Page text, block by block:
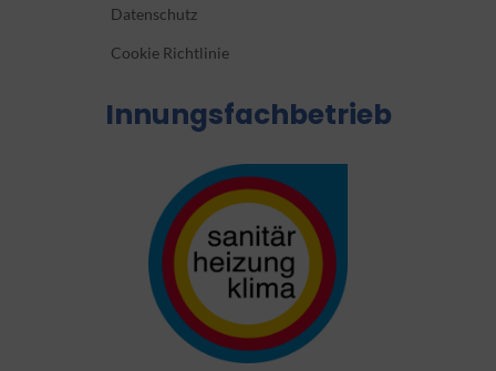
Datenschutz
Cookie Richtlinie
Innungsfachbetrieb